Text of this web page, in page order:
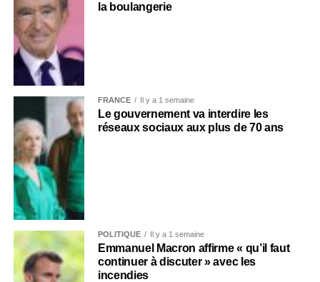
la boulangerie
FRANCE Il y a 1 semaine
Le gouvernement va interdire les
réseaux sociaux aux plus de 70 ans
POLITIQUE Il y a 1 semaine
Emmanuel Macron affirme « qu’il faut
continuer à discuter » avec les
incendies